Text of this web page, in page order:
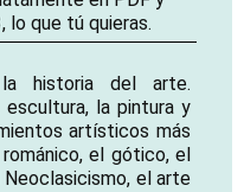
lo que tú quieras.
historia del arte.
la pintura y
artísticos más
el gótico, el
Neoclasicismo, el arte